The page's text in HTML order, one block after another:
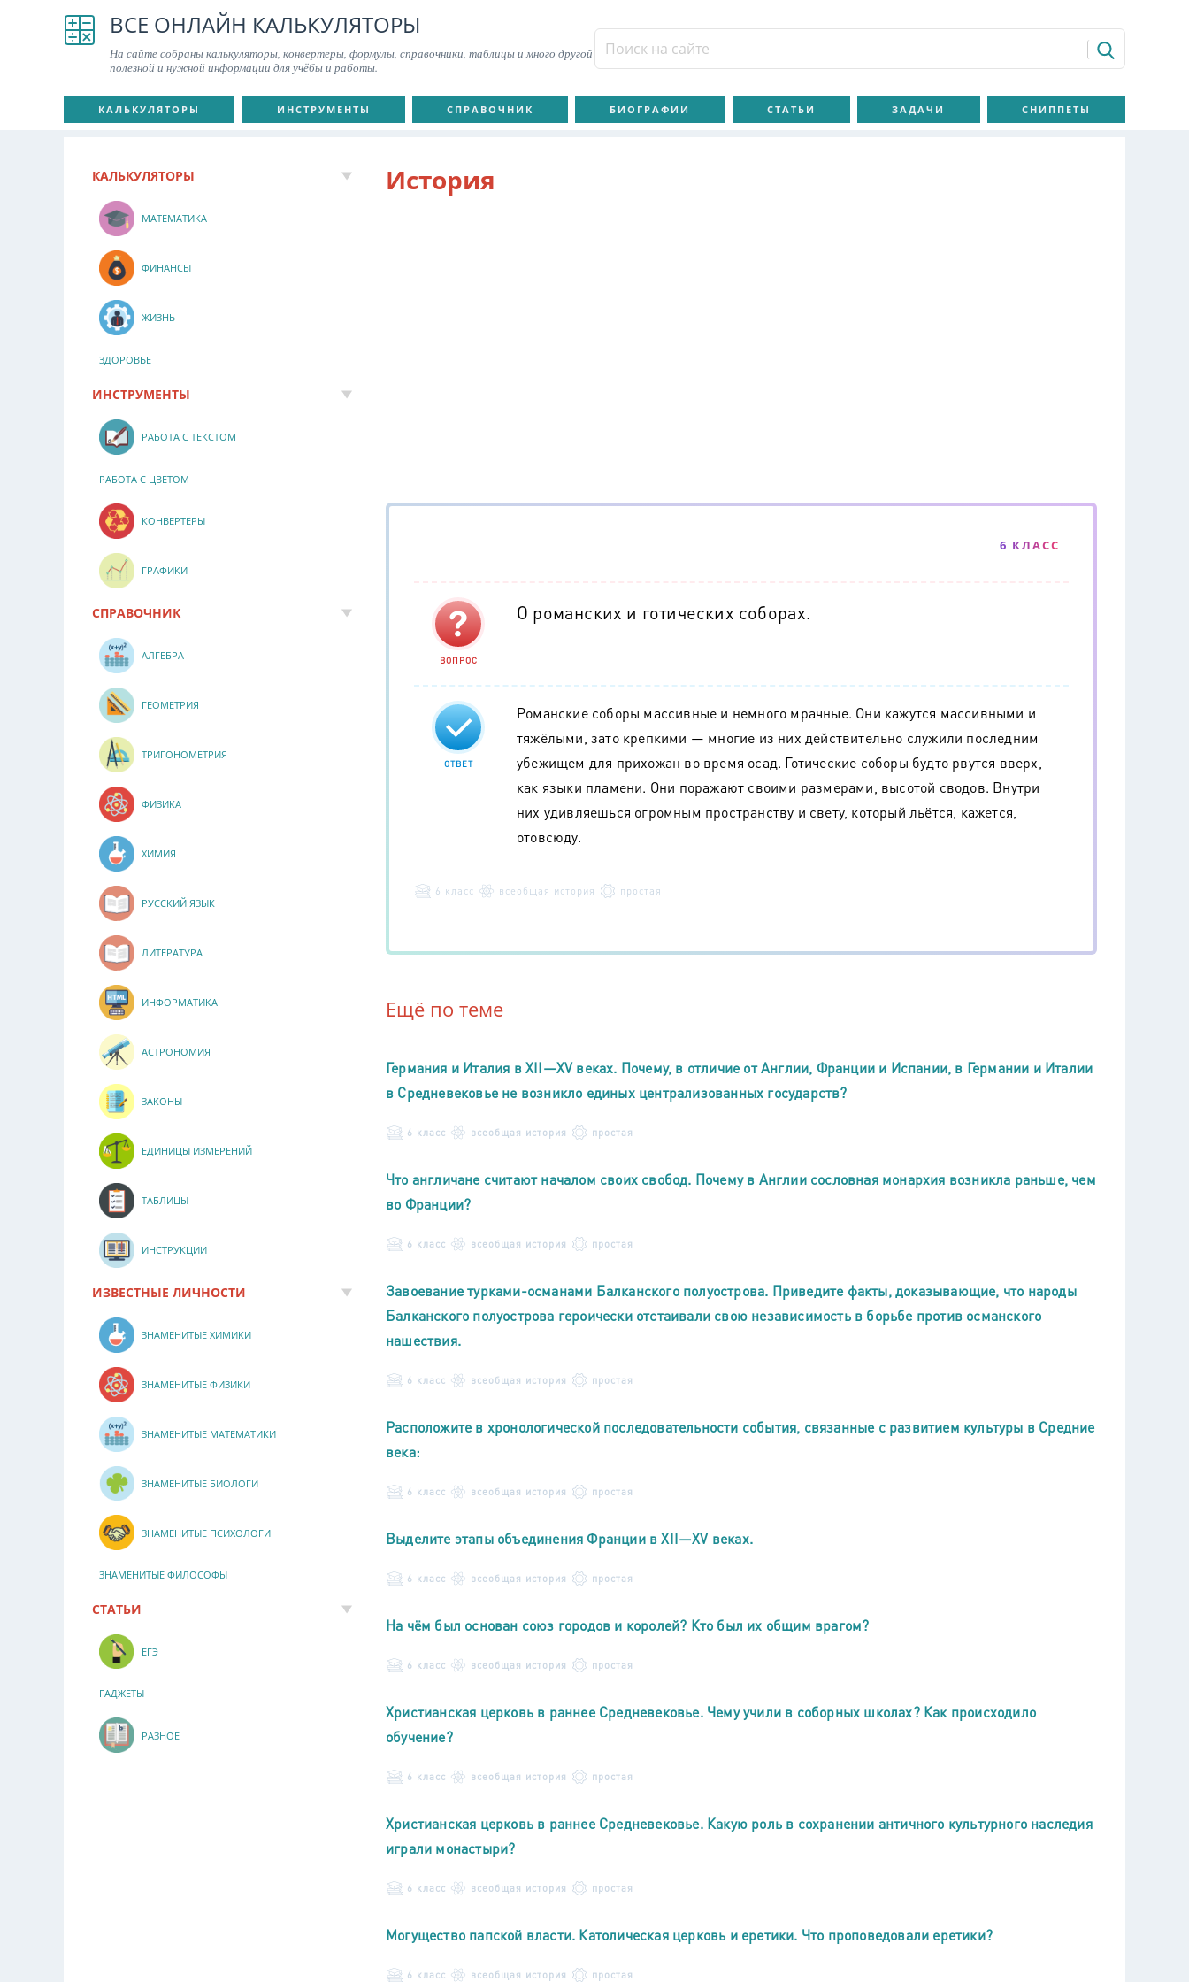
ВСЕ ОНЛАЙН КАЛЬКУЛЯТОРЫ
На сайте собраны калькуляторы, конвертеры, формулы, справочники, таблицы и много другой
полезной и нужной информации для учёбы и работы.
КАЛЬКУЛЯТОРЫ ИНСТРУМЕНТЫ СПРАВОЧНИК БИОГРАФИИ СТАТЬИ ЗАДАЧИ СНИППЕТЫ
История
6 КЛАСС
ВОПРОС
О романских и готических соборах.
ОТВЕТ
Романские соборы массивные и немного мрачные. Они кажутся массивными и
тяжёлыми, зато крепкими — многие из них действительно служили последним
убежищем для прихожан во время осад. Готические соборы будто рвутся вверх,
как языки пламени. Они поражают своими размерами, высотой сводов. Внутри
них удивляешься огромным пространству и свету, который льётся, кажется,
отовсюду.
6 класс всеобщая история простая
Ещё по теме
Германия и Италия в XII—XV веках. Почему, в отличие от Англии, Франции и Испании, в Германии и Италии
в Средневековье не возникло единых централизованных государств?
6 класс всеобщая история простая
Что англичане считают началом своих свобод. Почему в Англии сословная монархия возникла раньше, чем
во Франции?
6 класс всеобщая история простая
Завоевание турками-османами Балканского полуострова. Приведите факты, доказывающие, что народы
Балканского полуострова героически отстаивали свою независимость в борьбе против османского
нашествия.
6 класс всеобщая история простая
Расположите в хронологической последовательности события, связанные с развитием культуры в Средние
века:
6 класс всеобщая история простая
Выделите этапы объединения Франции в XII—XV веках.
6 класс всеобщая история простая
На чём был основан союз городов и королей? Кто был их общим врагом?
6 класс всеобщая история простая
Христианская церковь в раннее Средневековье. Чему учили в соборных школах? Как происходило
обучение?
6 класс всеобщая история простая
Христианская церковь в раннее Средневековье. Какую роль в сохранении античного культурного наследия
играли монастыри?
6 класс всеобщая история простая
Могущество папской власти. Католическая церковь и еретики. Что проповедовали еретики?
6 класс всеобщая история простая
КАЛЬКУЛЯТОРЫ
МАТЕМАТИКА
ФИНАНСЫ
ЖИЗНЬ
ЗДОРОВЬЕ
ИНСТРУМЕНТЫ
РАБОТА С ТЕКСТОМ
РАБОТА С ЦВЕТОМ
КОНВЕРТЕРЫ
ГРАФИКИ
СПРАВОЧНИК
АЛГЕБРА
ГЕОМЕТРИЯ
ТРИГОНОМЕТРИЯ
ФИЗИКА
ХИМИЯ
РУССКИЙ ЯЗЫК
ЛИТЕРАТУРА
ИНФОРМАТИКА
АСТРОНОМИЯ
ЗАКОНЫ
ЕДИНИЦЫ ИЗМЕРЕНИЙ
ТАБЛИЦЫ
ИНСТРУКЦИИ
ИЗВЕСТНЫЕ ЛИЧНОСТИ
ЗНАМЕНИТЫЕ ХИМИКИ
ЗНАМЕНИТЫЕ ФИЗИКИ
ЗНАМЕНИТЫЕ МАТЕМАТИКИ
ЗНАМЕНИТЫЕ БИОЛОГИ
ЗНАМЕНИТЫЕ ПСИХОЛОГИ
ЗНАМЕНИТЫЕ ФИЛОСОФЫ
СТАТЬИ
ЕГЭ
ГАДЖЕТЫ
РАЗНОЕ